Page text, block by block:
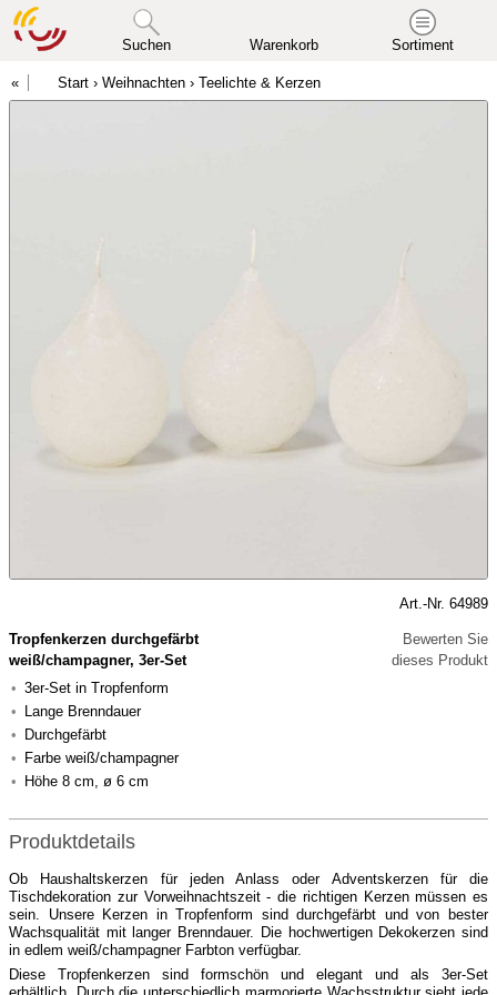
Suchen Warenkorb Sortiment
Start › Weihnachten › Teelichte & Kerzen
Art.-Nr. 64989
Tropfenkerzen durchgefärbt
weiß/champagner, 3er-Set
3er-Set in Tropfenform
Lange Brenndauer
Durchgefärbt
Farbe weiß/champagner
Höhe 8 cm, ø 6 cm
Bewerten Sie
dieses Produkt
Produktdetails
Ob Haushaltskerzen für jeden Anlass oder Adventskerzen für die
Tischdekoration zur Vorweihnachtszeit - die richtigen Kerzen müssen es
sein. Unsere Kerzen in Tropfenform sind durchgefärbt und von bester
Wachsqualität mit langer Brenndauer. Die hochwertigen Dekokerzen sind
in edlem weiß/champagner Farbton verfügbar.
Diese Tropfenkerzen sind formschön und elegant und als 3er-Set